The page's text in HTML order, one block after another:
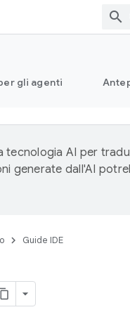
gli agenti
tecnologia AI per
generate dall'AI
Guide IDE